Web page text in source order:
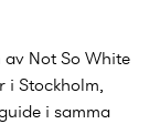
Not So White
i Stockholm,
i samma